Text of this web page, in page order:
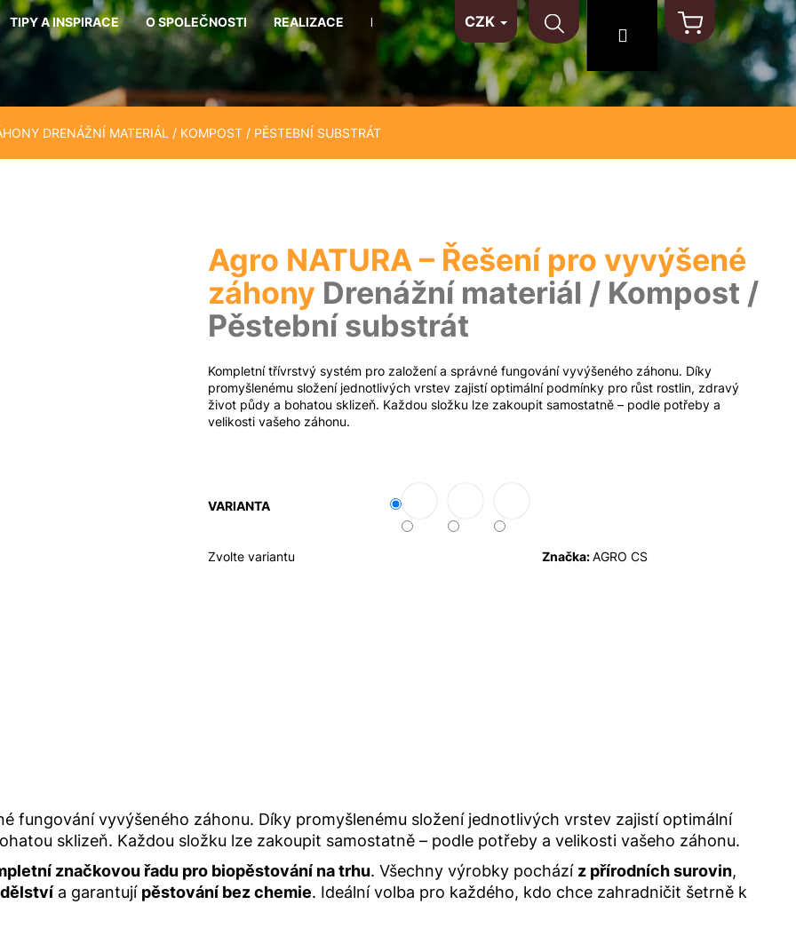
TIPY A INSPIRACE O SPOLEČNOSTI REALIZACE KONTAKT NA MÍRU MATERIÁLY
CZK
Hledat PřihlášeníNákupní
košík
DRENÁŽNÍ MATERIÁL / KOMPOST / PĚSTEBNÍ SUBSTRÁT
Agro NATURA – Řešení pro vyvýšené
záhony Drenážní materiál / Kompost /
Pěstební substrát
Kompletní třívrstvý systém pro založení a správné fungování vyvýšeného záhonu. Díky
promyšlenému složení jednotlivých vrstev zajistí optimální podmínky pro růst rostlin, zdravý
život půdy a bohatou sklizeň. Každou složku lze zakoupit samostatně – podle potřeby a
velikosti vašeho záhonu.
VARIANTA
Zvolte variantu Značka:AGRO CS
fungování vyvýšeného záhonu. Díky promyšlenému složení jednotlivých vrstev zajistí optimální
sklizeň. Každou složku lze zakoupit samostatně – podle potřeby a velikosti vašeho záhonu.
značkovou řadu pro biopěstování na trhu. Všechny výrobky pochází z přírodních surovin,
a garantují pěstování bez chemie. Ideální volba pro každého, kdo chce zahradničit šetrně k
Co potřebujete najít?
Hledat